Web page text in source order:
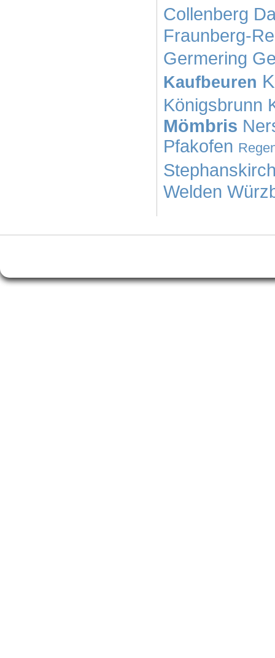
Collenberg
Fraunberg-
Germering
Kaufbeuren
Königsbrunn
Mömbris
Pfakofen
Welden